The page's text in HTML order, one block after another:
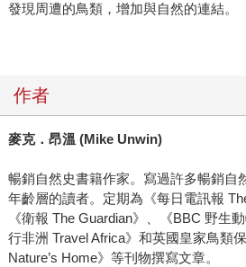
發現周遭的鳥類，增加與自然的連結。
作者
麥克．昂溫 (Mike Unwin)
暢銷自然史書籍作家。寫過許多暢銷自
年齡層的讀者。定期為《每日電訊報
《衛報 The Guardian》、《BBC 野生
行非洲 Travel Africa》和英國皇家鳥類
Nature’s Home》等刊物撰寫文章。